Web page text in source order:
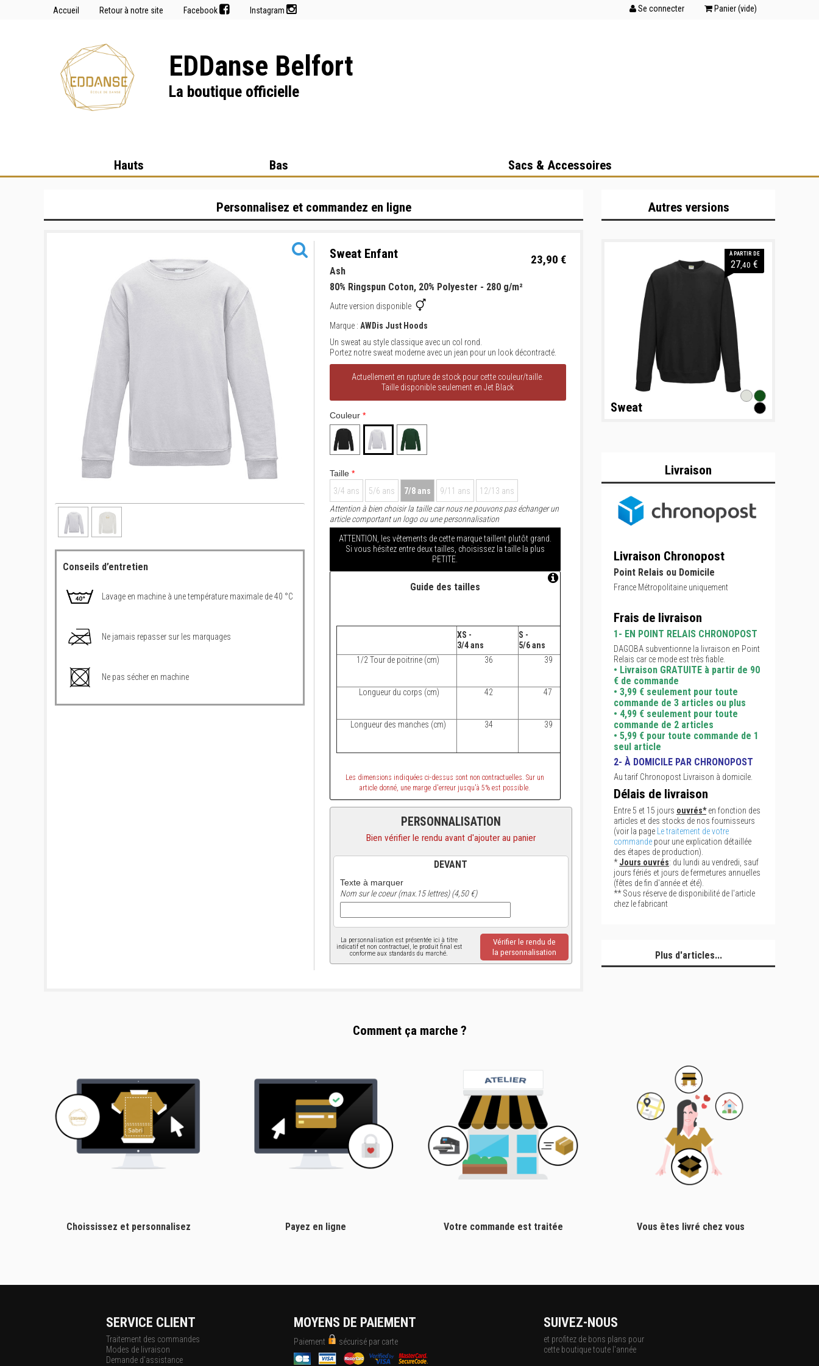
Accueil Retour à notre site Facebook Instagram Se connecter Panier (vide)
EDDanse Belfort
La boutique officielle
Hauts Bas Sacs & Accessoires
Personnalisez et commandez en ligne
Conseils d’entretien
Lavage en machine à une température maximale de 40 °C
Ne jamais repasser sur les marquages
Ne pas sécher en machine
Sweat Enfant 23,90 €
Ash
80% Ringspun Coton, 20% Polyester - 280 g/m²
Autre version disponible
Marque : AWDis Just Hoods
Un sweat au style classique avec un col rond.
Portez notre sweat moderne avec un jean pour un look décontracté.
Actuellement en rupture de stock pour cette couleur/taille.
Taille disponible seulement en Jet Black
Couleur*
Taille *
3/4 ans
5/6 ans 7/8 ans 9/11 ans
12/13 ans
Attention à bien choisir la taille car nous ne pouvons pas échanger un
article comportant un logo ou une personnalisation
ATTENTION, les vêtements de cette marque taillent plutôt grand.
Si vous hésitez entre deux tailles, choisissez la taille la plus
PETITE.
Guide des tailles
XS -
3/4 ans
S -
5/6 ans
L -
9/11 ans
XL -
12/13 ans
1/2 Tour de poitrine (cm)
36 39 45
Longueur du corps (cm) 42 47 57 62
Longueur des manches (cm) 34 39 49
Les dimensions indiquées ci-dessus sont non contractuelles. Sur un
article donné, une marge d'erreur jusqu'à 5% est possible.
PERSONNALISATION
Bien vérifier le rendu avant d'ajouter au panier
DEVANT
Texte à marquer
Nom sur le coeur (max.15 lettres) (4,50 €)
La personnalisation est présentée ici à titre
indicatif et non contractuel, le produit final est
conforme aux standards du marché.
Vérifier le rendu de
la personnalisation
Autres versions
À PARTIR DE
27,40 €
Sweat
Livraison
Livraison Chronopost
Point Relais ou Domicile
France Métropolitaine uniquement
Frais de livraison
1- EN POINT RELAIS CHRONOPOST
DAGOBA subventionne la livraison en Point
Relais car ce mode est très fiable.
• Livraison GRATUITE à partir de 90
€ de commande
• 3,99 € seulement pour toute
commande de 3 articles ou plus
• 4,99 € seulement pour toute
commande de 2 articles
• 5,99 € pour toute commande de 1
seul article
2- À DOMICILE PAR CHRONOPOST
Au tarif Chronopost Livraison à domicile.
Délais de livraison
Entre 5 et 15 jours ouvrés*en fonction des
articles et des stocks de nos fournisseurs
(voir la page
Le traitement de votre
commande pour une explication détaillée
des étapes de production).
*Jours ouvrés: du lundi au vendredi, sauf
jours fériés et jours de fermetures annuelles
(fêtes de fin d'année et été).
** Sous réserve de disponibilité de l'article
chez le fabricant
Plus d'articles...
Comment ça marche ?
Choississez et personnalisez Payez en ligne Votre commande est traitée Vous êtes livré chez vous
SERVICE CLIENT
Traitement des commandes
Modes de livraison
Demande d'assistance
MOYENS DE PAIEMENT
Paiement sécurisé par carte
SUIVEZ-NOUS
et profitez de bons plans pour
cette boutique toute l'année